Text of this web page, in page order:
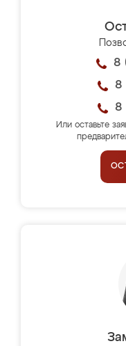
8
8
8
Или оставьте